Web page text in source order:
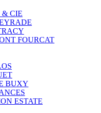
& CIE
FOURCAT
BUXY
ESTATE